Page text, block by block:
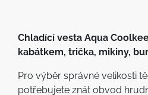
Chladící vesta Aqua
kabátkem, trička, mikiny,
Pro výběr správné velikosti
potřebujete znát obvod